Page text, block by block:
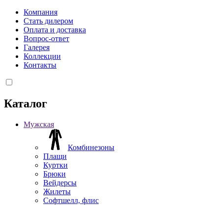
Компания
Стать дилером
Оплата и доставка
Вопрос-ответ
Галерея
Коллекции
Контакты
Каталог
Мужская
Комбинезоны
Плащи
Куртки
Брюки
Вейдерсы
Жилеты
Софтшелл, флис